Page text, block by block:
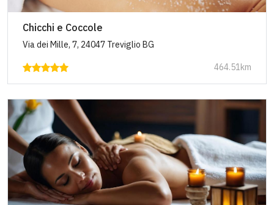
Chicchi e Coccole
Via dei Mille, 7, 24047 Treviglio BG
464.51km